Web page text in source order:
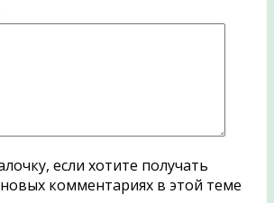
если хотите получать
комментариях в этой теме